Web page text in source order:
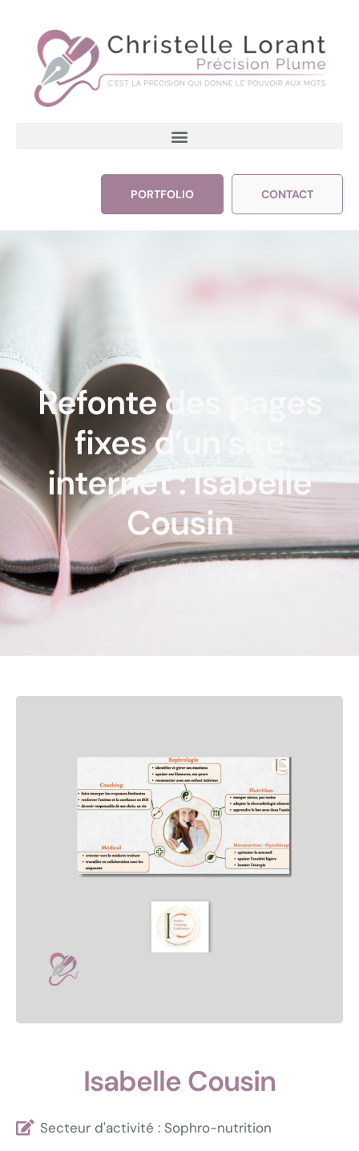
PORTFOLIO CONTACT
Refonte des pages
fixes d’un site
internet : Isabelle
Cousin
Isabelle Cousin
Secteur d'activité : Sophro-nutrition